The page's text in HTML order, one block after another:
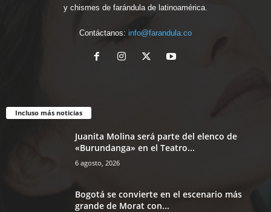
y chismes de farándula de latinoamérica.
Contáctanos: info@farandula.co
Incluso más noticias
Juanita Molina será parte del elenco de
«Burundanga» en el Teatro...
6 agosto, 2026
Bogotá se convierte en el escenario más
grande de Morat con...